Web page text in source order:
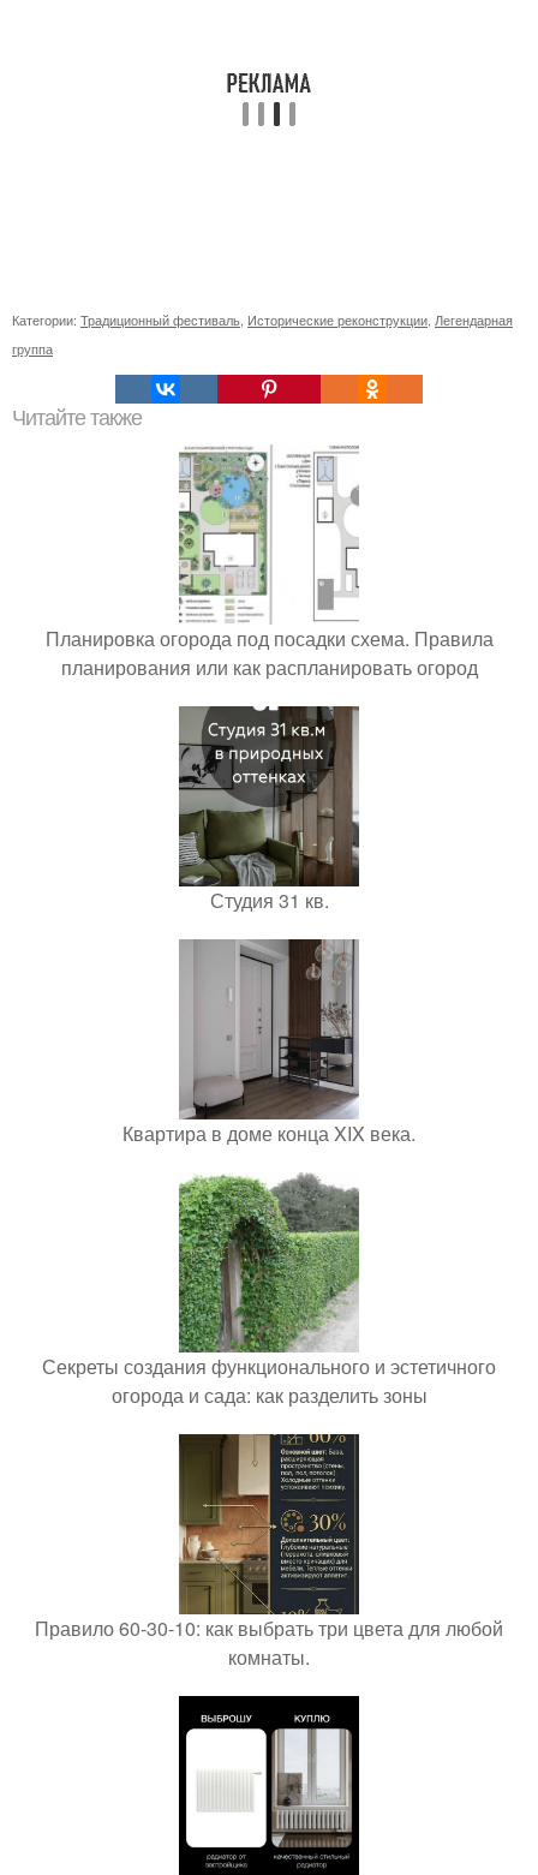
Категории: Традиционный фестиваль Исторические реконструкции Легендарная
группа
Читайте также
Планировка огорода под посадки схема. Правила
планирования или как распланировать огород
Студия 31 кв.
Квартира в доме конца XIX века.
Секреты создания функционального и эстетичного
огорода и сада: как разделить зоны
Правило 60-30-10: как выбрать три цвета для любой
комнаты.